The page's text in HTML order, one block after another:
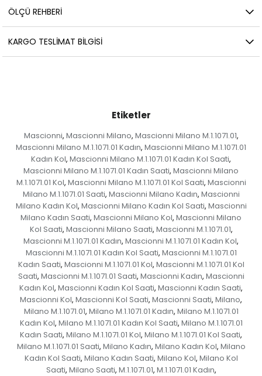
ÖLÇÜ REHBERI
KARGO TESLIMAT BILGISI
Etiketler
Mascionni, Mascionni Milano, Mascionni Milano M.1.1071.01,
Mascionni Milano M.1.1071.01 Kadın, Mascionni Milano M.1.1071.01
Kadın Kol, Mascionni Milano M.1.1071.01 Kadın Kol Saati,
Mascionni Milano M.1.1071.01 Kadın Saati, Mascionni Milano
M.1.1071.01 Kol, Mascionni Milano M.1.1071.01 Kol Saati, Mascionni
Milano M.1.1071.01 Saati, Mascionni Milano Kadın, Mascionni
Milano Kadın Kol, Mascionni Milano Kadın Kol Saati, Mascionni
Milano Kadın Saati, Mascionni Milano Kol, Mascionni Milano
Kol Saati, Mascionni Milano Saati, Mascionni M.1.1071.01,
Mascionni M.1.1071.01 Kadın, Mascionni M.1.1071.01 Kadın Kol,
Mascionni M.1.1071.01 Kadın Kol Saati, Mascionni M.1.1071.01
Kadın Saati, Mascionni M.1.1071.01 Kol, Mascionni M.1.1071.01 Kol
Saati, Mascionni M.1.1071.01 Saati, Mascionni Kadın, Mascionni
Kadın Kol, Mascionni Kadın Kol Saati, Mascionni Kadın Saati,
Mascionni Kol, Mascionni Kol Saati, Mascionni Saati, Milano,
Milano M.1.1071.01, Milano M.1.1071.01 Kadın, Milano M.1.1071.01
Kadın Kol, Milano M.1.1071.01 Kadın Kol Saati, Milano M.1.1071.01
Kadın Saati, Milano M.1.1071.01 Kol, Milano M.1.1071.01 Kol Saati,
Milano M.1.1071.01 Saati, Milano Kadın, Milano Kadın Kol, Milano
Kadın Kol Saati, Milano Kadın Saati, Milano Kol, Milano Kol
Saati, Milano Saati, M.1.1071.01, M.1.1071.01 Kadın,